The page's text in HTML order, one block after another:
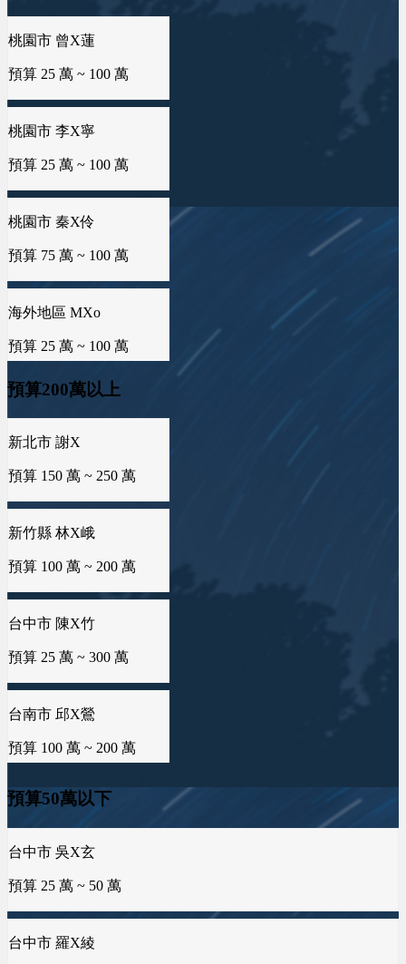
預算 25 萬 ~ 50 萬
預算 25 萬 ~ 50 萬
預算 25 萬 ~ 50 萬
預算 25 萬 ~ 50 萬
台南市 曾X靖
預算 25 萬 ~ 50 萬
台中市 李X毓
預算 50 萬 ~ 50 萬
雲林縣 林X慧
預算 25 萬 ~ 50 萬
桃園市 曾X婷
預算 25 萬 ~ 50 萬
新北市 楊X
預算 25 萬 ~ 50 萬
預算 25 萬 ~ 50 萬
預算 25 萬 ~ 50 萬
桃園市 曾X蓮
預算 25 萬 ~ 100 萬
桃園市 李X寧
預算 25 萬 ~ 100 萬
桃園市 秦X伶
預算 75 萬 ~ 100 萬
海外地區 MXo
預算 25 萬 ~ 100 萬
屏東縣 潘X瑜
預算 100 萬 ~ 150 萬
預算 100 萬 ~ 150 萬
預算 100 萬 ~ 150 萬
預算 50 萬 ~ 100 萬
新竹市 EXc
預算 100 萬 ~ 100 萬
彰化縣 詹X任
預算 25 萬 ~ 100 萬
基隆市 胡X姐
預算200萬以上
新北市 謝X
預算 150 萬 ~ 250 萬
新竹縣 林X峨
預算 100 萬 ~ 200 萬
台中市 陳X竹
預算 25 萬 ~ 300 萬
台南市 邱X鶯
預算 100 萬 ~ 200 萬
新北市 蕭X微
台中市 李X靜
預算50萬以下
台中市 吳X玄
預算 25 萬 ~ 50 萬
台中市 羅X綾